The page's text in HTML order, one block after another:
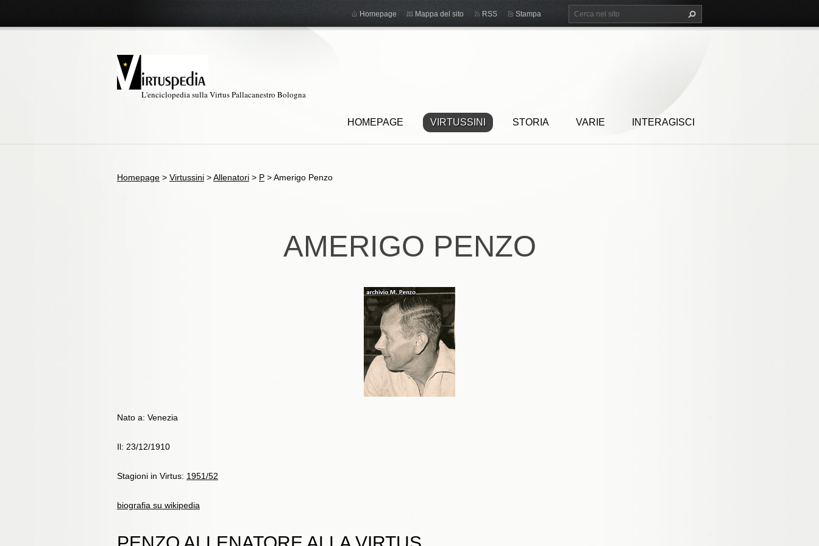
L'enciclopedia sulla Virtus Pallacanestro Bologna
HOMEPAGE VIRTUSSINI STORIA VARIE INTERAGISCI
Homepage Mappa del sito RSS Stampa
Homepage > Virtussini >Allenatori > P >Amerigo Penzo
AMERIGO PENZO
Nato a: Venezia
Il: 23/12/1910
Stagioni in Virtus: 1951/52
biografia su wikipedia